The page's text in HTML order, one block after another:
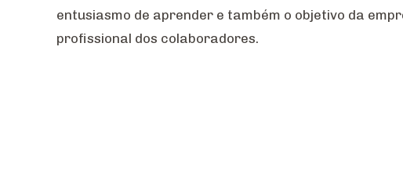
entusiasmo de aprender e também o objetivo da
profissional dos colaboradores.